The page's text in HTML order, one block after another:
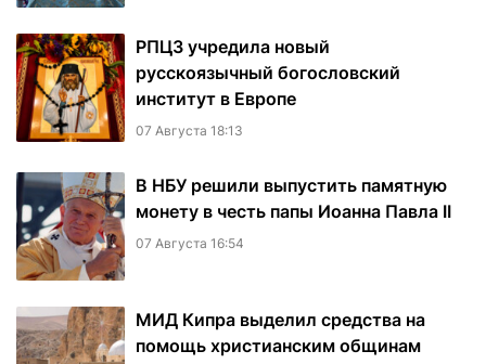
РПЦЗ учредила новый
русскоязычный богословский
институт в Европе
07 Августа 18:13
В НБУ решили выпустить памятную
монету в честь папы Иоанна Павла II
07 Августа 16:54
МИД Кипра выделил средства на
помощь христианским общинам